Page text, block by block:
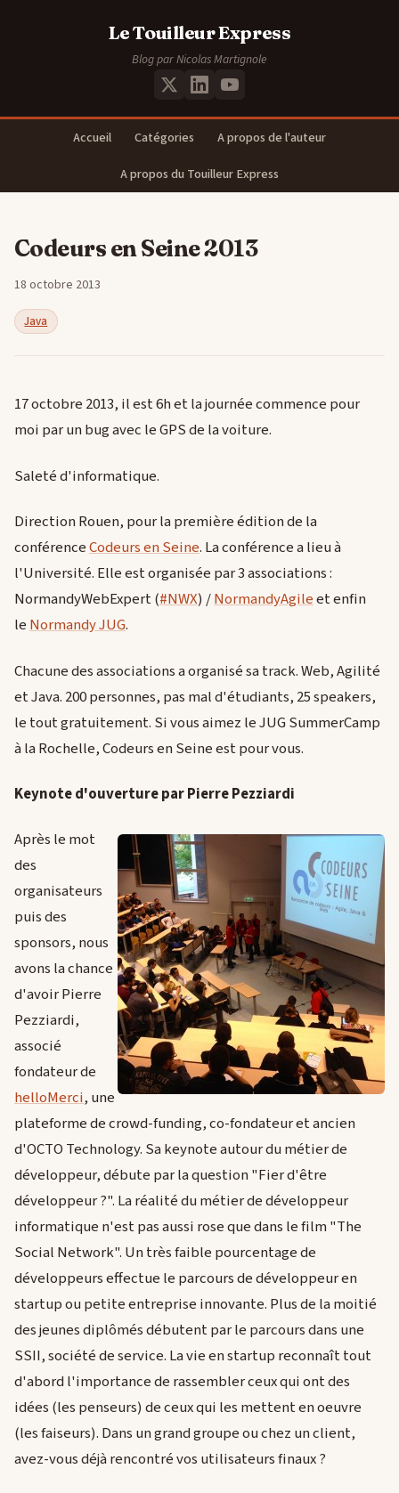
Le Touilleur Express
Blog par Nicolas Martignole
Accueil Catégories
A propos de l'auteur
A propos du Touilleur Express
Codeurs en Seine 2013
18 octobre 2013
Java
17 octobre 2013, il est 6h et la journée commence pour
moi par un bug avec le GPS de la voiture.
Saleté d'informatique.
Direction Rouen, pour la première édition de la
conférenceCodeurs en Seine. La conférence a lieu à
l'Université. Elle est organisée par 3 associations :
NormandyWebExpert (#NWX) /NormandyAgileet enfin
leNormandy JUG.
Chacune des associations a organisé sa track. Web, Agilité
et Java. 200 personnes, pas mal d'étudiants, 25 speakers,
le tout gratuitement. Si vous aimez le JUG SummerCamp
à la Rochelle, Codeurs en Seine est pour vous.
Keynote d'ouverture par Pierre Pezziardi
Après le mot
des
organisateurs
puis des
sponsors, nous
avons la chance
d'avoir Pierre
Pezziardi,
associé
fondateur de
helloMerci, une
plateforme de crowd-funding, co-fondateur et ancien
d'OCTO Technology. Sa keynote autour du métier de
développeur, débute par la question "Fier d'être
développeur ?". La réalité du métier de développeur
informatique n'est pas aussi rose que dans le film "The
Social Network". Un très faible pourcentage de
développeurs effectue le parcours de développeur en
startup ou petite entreprise innovante. Plus de la moitié
des jeunes diplômés débutent par le parcours dans une
SSII, société de service. La vie en startup reconnaît tout
d'abord l'importance de rassembler ceux qui ont des
idées (les penseurs) de ceux qui les mettent en oeuvre
(les faiseurs). Dans un grand groupe ou chez un client,
avez-vous déjà rencontré vos utilisateurs finaux ?